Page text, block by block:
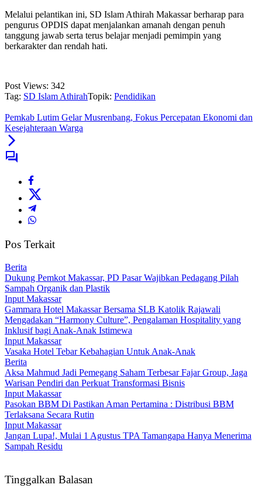
Melalui pelantikan ini, SD Islam Athirah Makassar berharap para
pengurus OPDIS dapat menjalankan amanah dengan penuh
tanggung jawab serta terus belajar menjadi pemimpin yang
berkarakter dan rendah hati.
Post Views: 342
Tag: SD Islam AthirahTopik: Pendidikan
Pemkab Lutim Gelar Musrenbang, Fokus Percepatan Ekonomi dan
Kesejahteraan Warga
Pos Terkait
Berita
Dukung Pemkot Makassar, PD Pasar Wajibkan Pedagang Pilah
Sampah Organik dan Plastik
Input Makassar
Gammara Hotel Makassar Bersama SLB Katolik Rajawali
Mengadakan “Harmony Culture”, Pengalaman Hospitality yang
Inklusif bagi Anak-Anak Istimewa
Input Makassar
Vasaka Hotel Tebar Kebahagian Untuk Anak-Anak
Berita
Aksa Mahmud Jadi Pemegang Saham Terbesar Fajar Group, Jaga
Warisan Pendiri dan Perkuat Transformasi Bisnis
Input Makassar
Pasokan BBM Di Pastikan Aman Pertamina : Distribusi BBM
Terlaksana Secara Rutin
Input Makassar
Jangan Lupa!, Mulai 1 Agustus TPA Tamangapa Hanya Menerima
Sampah Residu
Tinggalkan Balasan